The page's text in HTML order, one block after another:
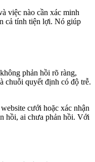
việc nào cần xác minh
cả tính tiện lợi. Nó giúp
phản hồi rõ ràng,
chuỗi quyết định có độ trễ.
cưới hoặc xác nhận
hồi, ai chưa phản hồi. Với